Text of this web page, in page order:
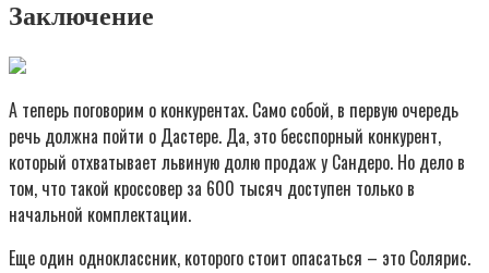
Заключение
А теперь поговорим о конкурентах. Само собой, в первую очередь
речь должна пойти о Дастере. Да, это бесспорный конкурент,
который отхватывает львиную долю продаж у Сандеро. Но дело в
том, что такой кроссовер за 600 тысяч доступен только в
начальной комплектации.
Еще один одноклассник, которого стоит опасаться – это Солярис.